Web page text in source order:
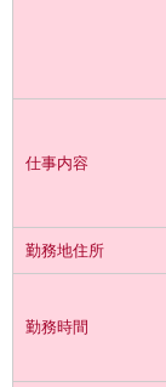
仕事内容
勤務地住所
勤務時間